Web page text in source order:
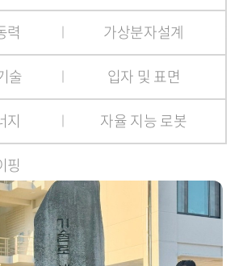
력 가상분자설계
술 입자 및 표면
지
핑
자율 지능 로봇